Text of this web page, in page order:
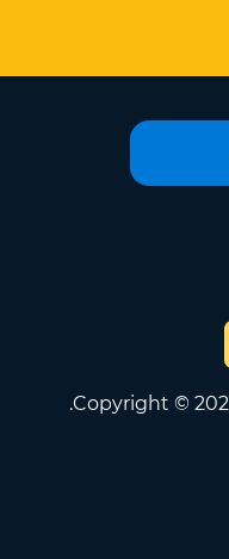
Copyright © 2021 - 2026 Converter App OÜ.